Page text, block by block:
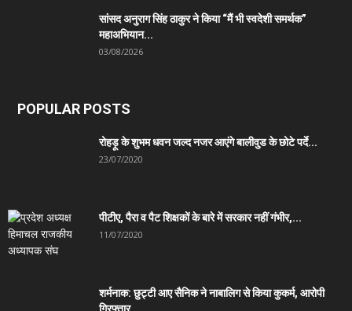
सांसद अनुराग सिंह ठाकुर ने किया “मैं भी स्वदेशी समर्थक”
महाअभियान...
03/08/2026
POPULAR POSTS
रोहड़ू के शुभम धवन जल्द नजर आएंगे बालीवुड के छोटे पर्दे...
23/07/2020
पीटीए, पैरा व पैट शिक्षकों के बारे में सरकार नहीं गंभीर,...
11/07/2020
शर्मनाक: छुट्टी आए सैनिक ने नाबालिग से किया कुकर्म, आरोपी
गिरफ्तार